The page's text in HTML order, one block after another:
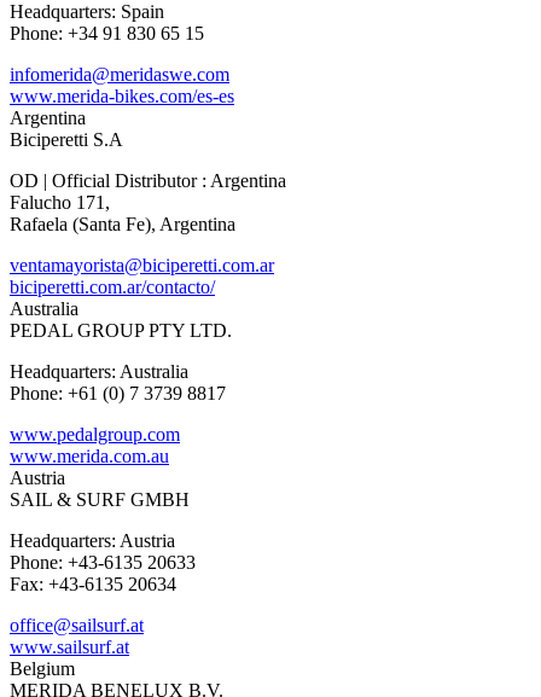
Headquarters: Spain
Phone: +34 91 830 65 15
infomerida@meridaswe.com
www.merida-bikes.com/es-es
Argentina
Biciperetti S.A
OD | Official Distributor : Argentina
Falucho 171,
Rafaela (Santa Fe), Argentina
ventamayorista@biciperetti.com.ar
biciperetti.com.ar/contacto/
Australia
PEDAL GROUP PTY LTD.
Headquarters: Australia
Phone: +61 (0) 7 3739 8817
www.pedalgroup.com
www.merida.com.au
Austria
SAIL & SURF GMBH
Headquarters: Austria
Phone: +43-6135 20633
Fax: +43-6135 20634
office@sailsurf.at
www.sailsurf.at
Belgium
MERIDA BENELUX B.V.